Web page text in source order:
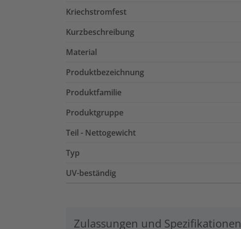
Kriechstromfest
Kurzbeschreibung
Material
Produktbezeichnung
Produktfamilie
Produktgruppe
Teil - Nettogewicht
Typ
UV-beständig
Zulassungen und Spezifikationen